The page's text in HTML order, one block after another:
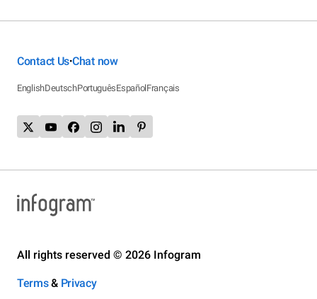
Contact Us•Chat now
EnglishDeutschPortuguêsEspañolFrançais
All rights reserved © 2026 Infogram
Terms& Privacy